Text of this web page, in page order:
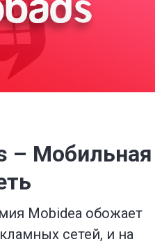
– Мобильная
Mobidea обожает
сетей, и на